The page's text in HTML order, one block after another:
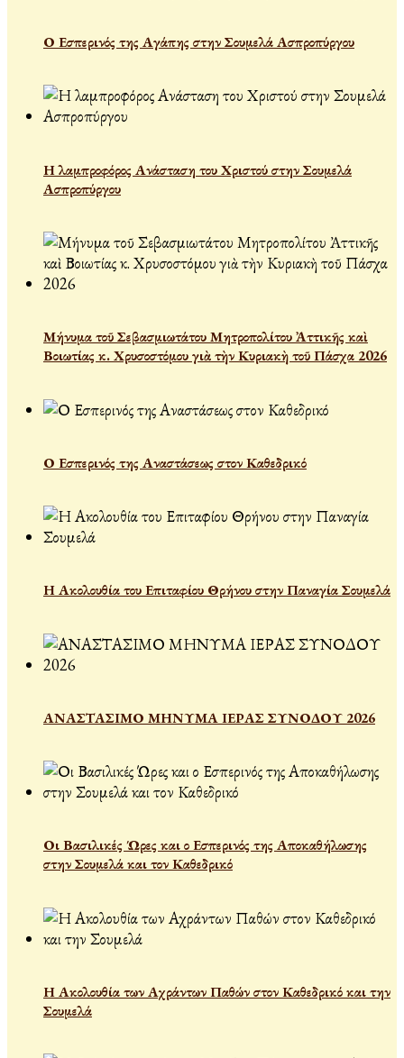
Ο Εσπερινός της Αγάπης στην Σουμελά Ασπροπύργου
Η λαμπροφόρος Ανάσταση του Χριστού στην Σουμελά
Ασπροπύργου
Μήνυμα τοῦ Σεβασμιωτάτου Μητροπολίτου Ἀττικῆς καὶ
Βοιωτίας κ. Χρυσοστόμου γιὰ τὴν Κυριακὴ τοῦ Πάσχα 2026
Ο Εσπερινός της Αναστάσεως στον Καθεδρικό
Η Ακολουθία του Επιταφίου Θρήνου στην Παναγία Σουμελά
ΑΝΑΣΤΑΣΙΜΟ ΜΗΝΥΜΑ ΙΕΡΑΣ ΣΥΝΟΔΟΥ 2026
Οι Βασιλικές Ώρες και ο Εσπερινός της Αποκαθήλωσης
στην Σουμελά και τον Καθεδρικό
Η Ακολουθία των Αχράντων Παθών στον Καθεδρικό και την
Σουμελά